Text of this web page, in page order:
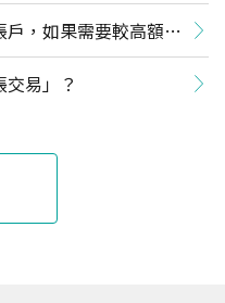
提升轉帳限額？
易」？